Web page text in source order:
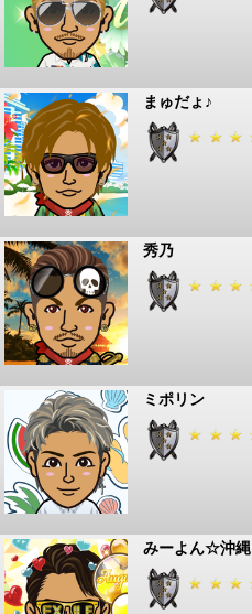
まゅだょ♪
秀乃
ミポリン
みーよん☆沖縄